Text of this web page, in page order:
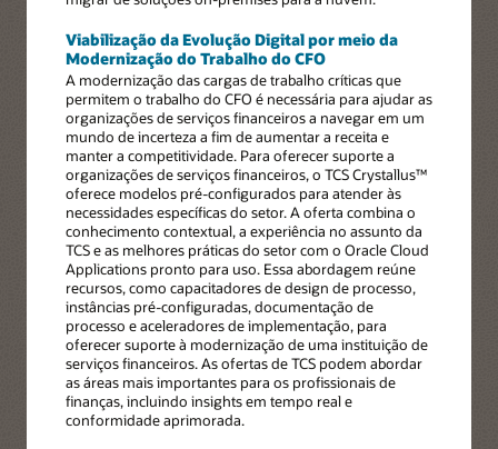
Viabilização da Evolução Digital por meio da
Modernização do Trabalho do CFO
A modernização das cargas de trabalho críticas que
permitem o trabalho do CFO é necessária para ajudar as
organizações de serviços financeiros a navegar em um
mundo de incerteza a fim de aumentar a receita e
manter a competitividade. Para oferecer suporte a
organizações de serviços financeiros, o TCS Crystallus™
oferece modelos pré-configurados para atender às
necessidades específicas do setor. A oferta combina o
conhecimento contextual, a experiência no assunto da
TCS e as melhores práticas do setor com o Oracle Cloud
Applications pronto para uso. Essa abordagem reúne
recursos, como capacitadores de design de processo,
instâncias pré-configuradas, documentação de
processo e aceleradores de implementação, para
oferecer suporte à modernização de uma instituição de
serviços financeiros. As ofertas de TCS podem abordar
as áreas mais importantes para os profissionais de
finanças, incluindo insights em tempo real e
conformidade aprimorada.